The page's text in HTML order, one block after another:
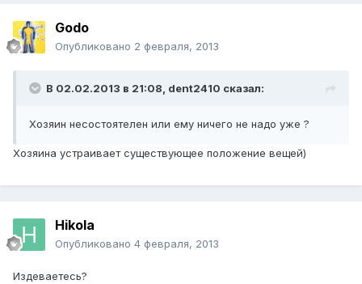
Godo
Опубликовано 2 февраля, 2013
В 02.02.2013 в 21:08, dent2410 сказал:
Хозяин несостоятелен или ему ничего не надо уже ?
Хозяина устраивает существующее положение вещей)
Hikola
Опубликовано 4 февраля, 2013
Издеваетесь?